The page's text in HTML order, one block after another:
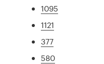
1095
1121
377
580